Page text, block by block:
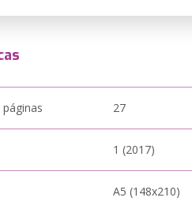
27
1 (2017)
A5 (148x210)